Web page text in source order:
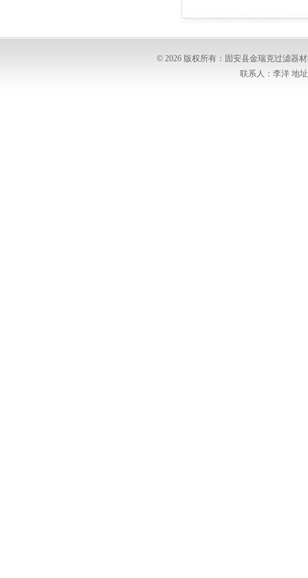
© 2026 版权所有：固安县金瑞克过滤器
联系人：李洋 地